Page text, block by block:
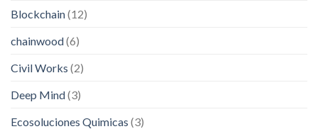
Blockchain(12)
chainwood(6)
Civil Works (2)
Deep Mind(3)
Ecosoluciones Quimicas (3)